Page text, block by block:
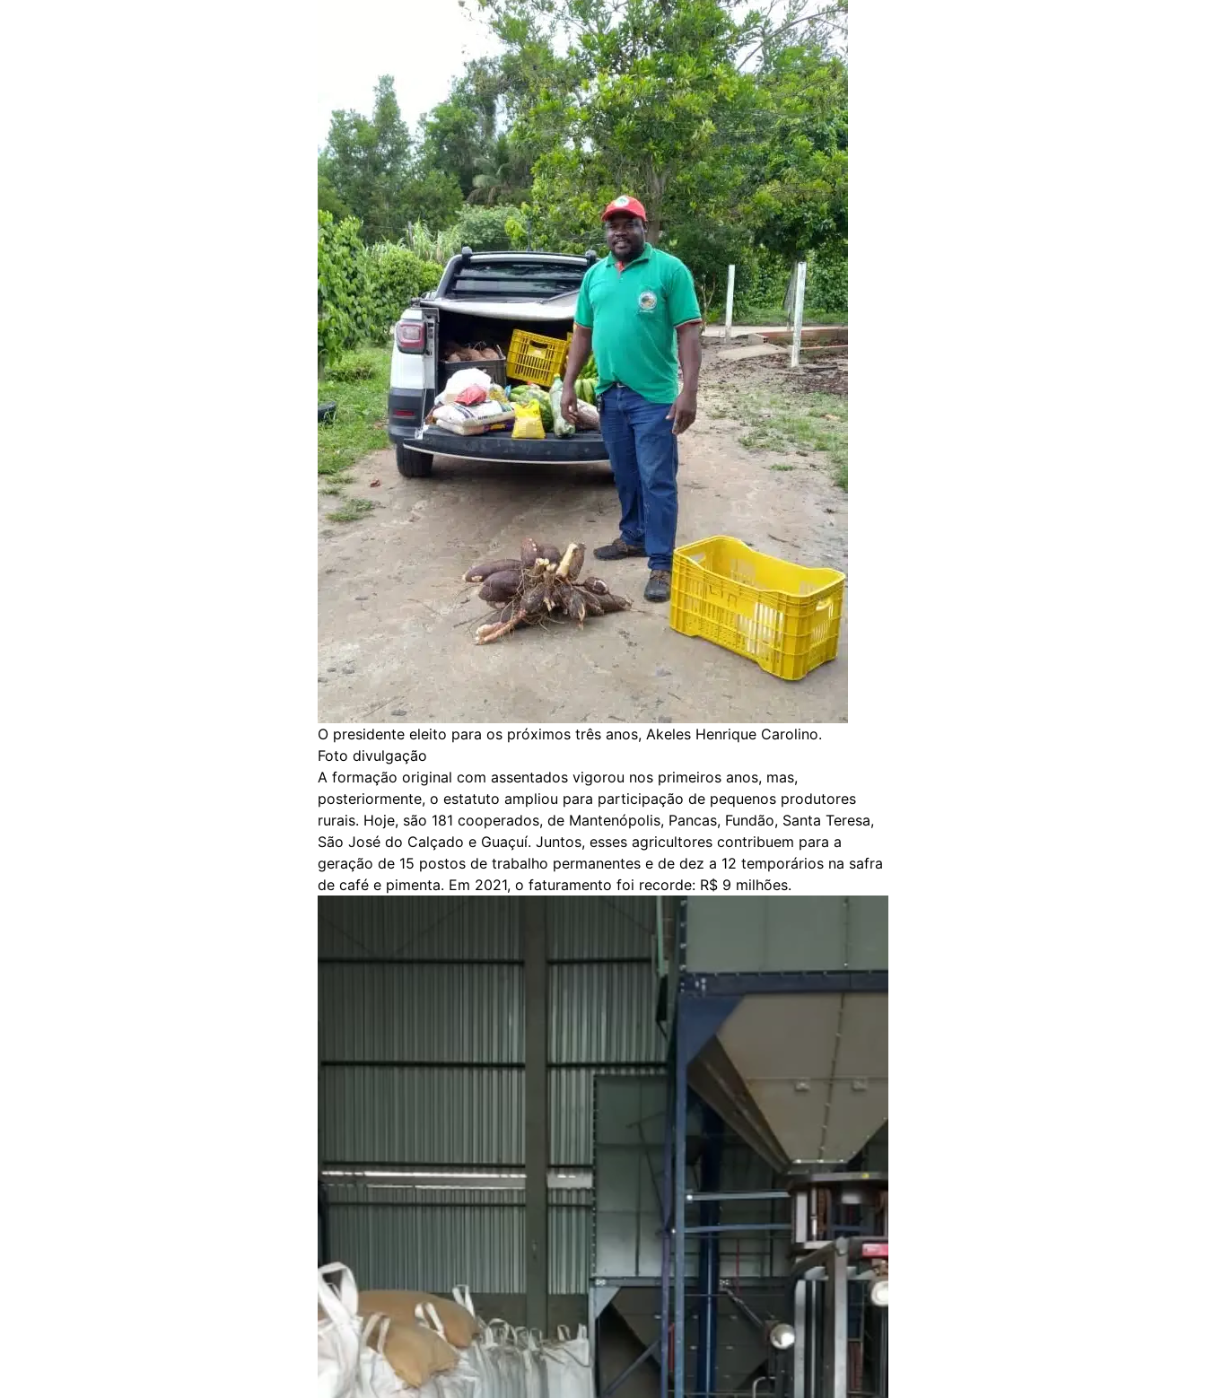
O presidente eleito para os próximos três anos, Akeles Henrique Carolino.
Foto divulgação
A formação original com assentados vigorou nos primeiros anos, mas,
posteriormente, o estatuto ampliou para participação de pequenos produtores
rurais. Hoje, são 181 cooperados, de Mantenópolis, Pancas, Fundão, Santa Teresa,
São José do Calçado e Guaçuí. Juntos, esses agricultores contribuem para a
geração de 15 postos de trabalho permanentes e de dez a 12 temporários na safra
de café e pimenta. Em 2021, o faturamento foi recorde: R$ 9 milhões.